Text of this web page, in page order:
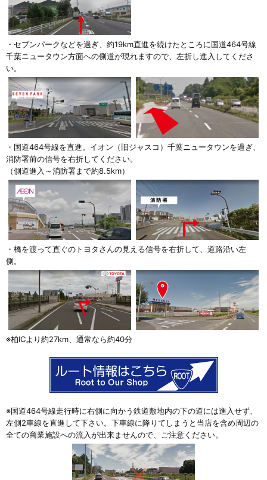
・セブンパークなどを過ぎ、約19km直進を続けたところに国道464号線
千葉ニュータウン方面への側道が現れますので、左折し進入してくださ
い。
・国道464号線を直進。イオン（旧ジャスコ）千葉ニュータウンを過ぎ、
消防署前の信号を右折してください。
（側道進入～消防署まで約8.5km）
・橋を渡って直ぐのトヨタさんの見える信号を右折して、道路沿い左
側。
※柏ICより約27km、通常なら約40分
※国道464号線走行時に右側に向かう鉄道敷地内の下の道には進入せず、
左側2車線を直進して下さい。下車線に降りてしまうと当店を含め周辺の
全ての商業施設への流入が出来ませんので、ご注意ください。